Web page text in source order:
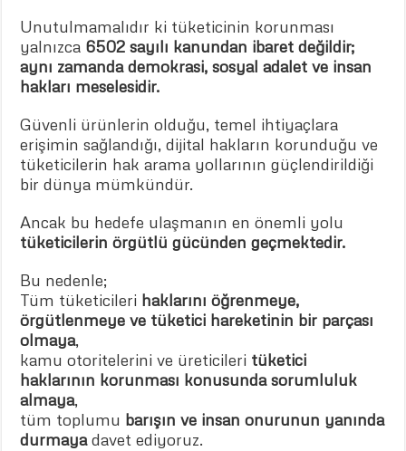
Unutulmamalıdır ki tüketicinin korunması
yalnızca 6502 sayılı kanundan ibaret değildir;
aynı zamanda demokrasi, sosyal adalet ve insan
hakları meselesidir.
Güvenli ürünlerin olduğu, temel ihtiyaçlara
erişimin sağlandığı, dijital hakların korunduğu ve
tüketicilerin hak arama yollarının güçlendirildiği
bir dünya mümkündür.
Ancak bu hedefe ulaşmanın en önemli yolu
tüketicilerin örgütlü gücünden geçmektedir.
Bu nedenle;
Tüm tüketicileri haklarını öğrenmeye,
örgütlenmeye ve tüketici hareketinin bir parçası
olmaya,
kamu otoritelerini ve üreticileri tüketici
haklarının korunması konusunda sorumluluk
almaya,
tüm toplumu barışın ve insan onurunun yanında
durmayadavet ediyoruz.